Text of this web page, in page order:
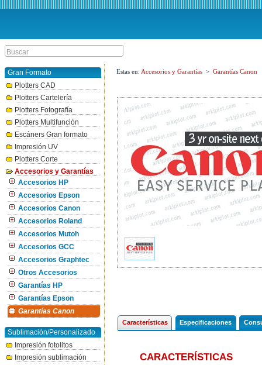
Gran Formato
Plotters CAD
Plotters Cartelería
Plotters Fotografía
Plotters Multifunción
Escáners Gran formato
Impresión UV
Plotters Corte
Accesorios y Garantías
Accesorios HP
Accesorios Epson
Accesorios Canon
Accesorios Roland
Accesorios Mutoh
Accesorios GCC
Accesorios Graphtec
Otros Accesorios
Garantías HP
Garantías Epson
Garantías Canon
Sublimación/Personalizado
Impresión fotolitos
Impresión sublimación
Estas en: Accesorios y Garantías > Garantías Canon
Características Especificaciones
CARACTERÍSTICAS